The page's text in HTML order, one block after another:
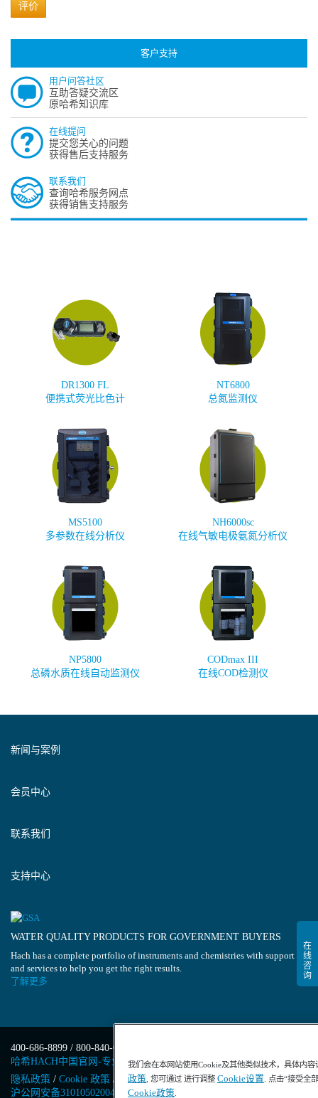
评价
客户支持
用户问答社区
互助答疑交流区
原哈希知识库
在线提问
提交您关心的问题
获得售后支持服务
联系我们
查询哈希服务网点
获得销售支持服务
DR1300 FL
便携式荧光比色计
NT6800
总氮监测仪
MS5100
多参数在线分析仪
NH6000sc
在线气敏电极氨氮分析仪
NP5800
总磷水质在线自动监测仪
CODmax III
在线COD检测仪
新闻与案例
会员中心
联系我们
支持中心
WATER QUALITY PRODUCTS FOR GOVERNMENT BUYERS
Hach has a complete portfolio of instruments and chemistries with support
and services to help you get the right results.
了解更多
400-686-8899 / 800-840-6026
哈希HACH中国官网-专业水质分析仪器
隐私政策 / Cookie 政策 / Cookie 设置/沪ICP备13034148号-4/
沪公网安备31010502004971号/沪(浦)应急管危经许[2023]201871
我们会在本网站使用Cookie及其他类似技术，具体内
政策, 您可通过 进行调整 Cookie设置. 点击“接受全
Cookie政策.